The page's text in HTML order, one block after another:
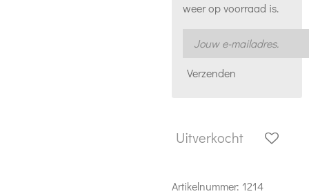
weer op voorraad is.
Verzenden
Uitverkocht
Artikelnummer: 1214